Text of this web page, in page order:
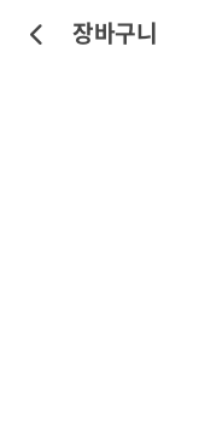
장바구니